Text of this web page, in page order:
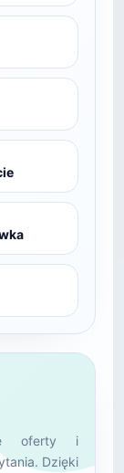
oferty i
Dzięki